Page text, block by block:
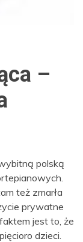
–
polską
też zmarła
prywatne
jest to, że
dzieci.